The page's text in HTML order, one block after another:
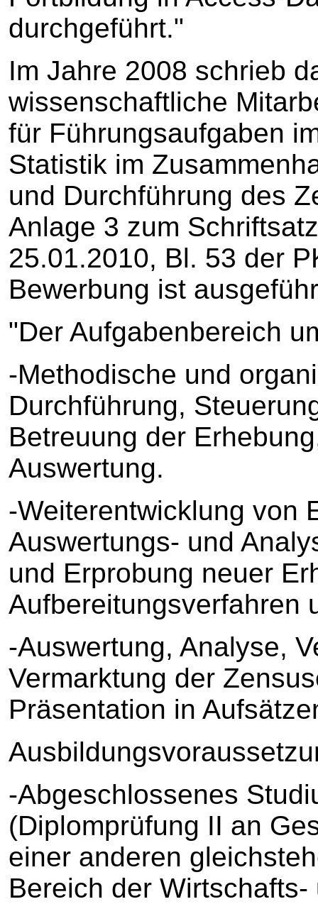
durchgeführt."
Im Jahre 2008 schrieb
wissenschaftliche
für Führungsaufgaben
Statistik im
und Durchführung des
Anlage 3 zum
25.01.2010, Bl. 53 der
Bewerbung ist
"Der Aufgabenbereich
-Methodische und
Durchführung,
Betreuung der
Auswertung.
-Weiterentwicklung von
Auswertungs- und
und Erprobung neuer
Aufbereitungsverfahren
-Auswertung, Analyse,
Vermarktung der
Präsentation in
-Abgeschlossenes
(Diplomprüfung II an
einer anderen
Bereich der